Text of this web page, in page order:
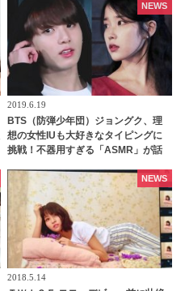
は・・
2019.6.19
BTS（防弾少年団）ジョングク、理
想の女性IUも大好きなタイピングに
挑戦！不器用すぎる「ASMR」が話
NEWS
2018.5.14
NEWS